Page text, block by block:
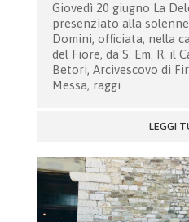
Giovedì 20 giugno La
presenziato alla
Domini, officiata, nella
del Fiore, da S. Em. R. il
Betori, Arcivescovo di
Messa, raggi
LEGGI